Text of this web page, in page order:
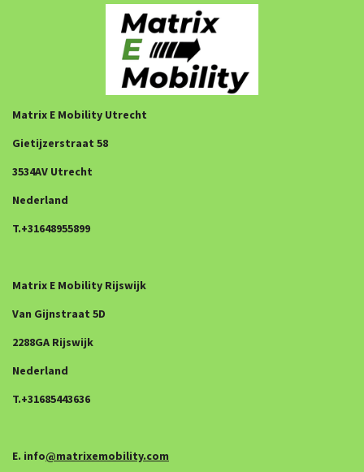
Matrix E Mobility Utrecht
Gietijzerstraat 58
3534AV Utrecht
Nederland
T.+31648955899
Matrix E Mobility Rijswijk
Van Gijnstraat 5D
2288GA Rijswijk
Nederland
T.+31685443636
E. info@matrixemobility.com